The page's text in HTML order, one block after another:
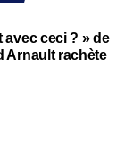
avec ceci ? » de
Arnault rachète